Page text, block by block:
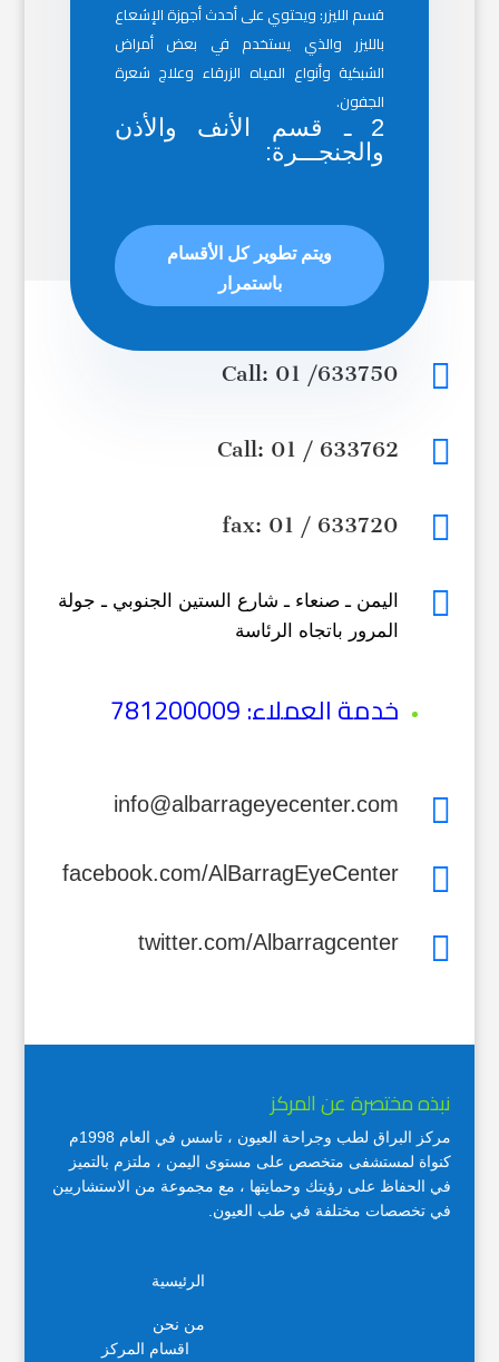
قسم الليزر: ويحتوي على أحدث أجهزة الإشعاع
بالليزر والذي يستخدم في بعض أمراض
الشبكية وأنواع المياه الزرقاء وعلاج شعرة
الجفون.
2 ـ قسم الأنف والأذن
والجنجـــرة:
ويتم تطوير كل الأقسام
باستمرار

Call: 01 /633750

Call: 01 / 633762

fax: 01 / 633720

اليمن ـ صنعاء ـ شارع الستين الجنوبي ـ جولة
المرور باتجاه الرئاسة
خدمة العملاء:781200009

info@albarrageyecenter.com

facebook.com/AlBarragEyeCenter

twitter.com/Albarragcenter
نبذه مختصرة عن المركز
مركز البراق لطب وجراحة العيون ، تاسس في العام 1998م
كنواة لمستشفى متخصص على مستوى اليمن ، ملتزم بالتميز
في الحفاظ على رؤيتك وحمايتها ، مع مجموعة من الاستشاريين
في تخصصات مختلفة في طب العيون.
الرئيسية
من نحن
اقسام المركز